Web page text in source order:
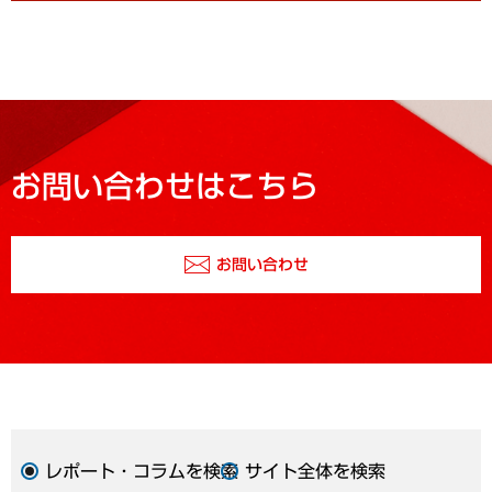
お問い合わせはこちら
お問い合わせ
レポート・コラムを検索 サイト全体を検索